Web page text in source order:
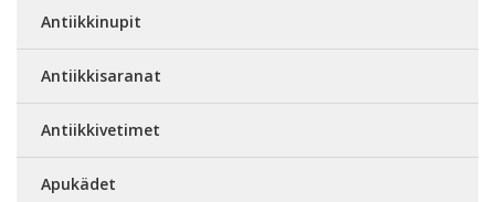
Antiikkinupit
Antiikkisaranat
Antiikkivetimet
Apukädet